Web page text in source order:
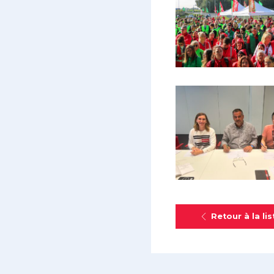
Retour à la